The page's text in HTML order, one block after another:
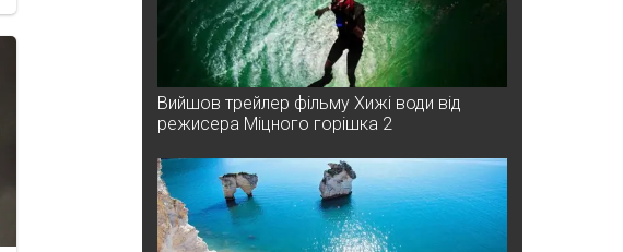
Вийшов трейлер фільму Хижі води від
режисера Міцного горішка 2